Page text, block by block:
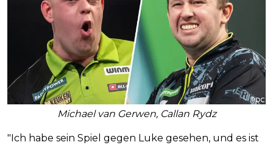
Michael van Gerwen, Callan Rydz
"Ich habe sein Spiel gegen Luke gesehen, und es ist